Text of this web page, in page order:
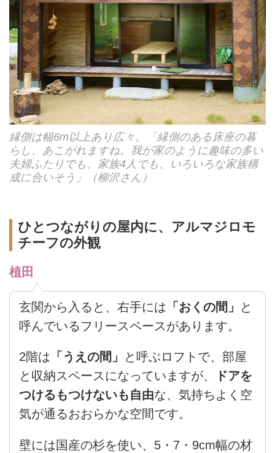
縁側は幅6m以上あり広々。「縁側のある床座の暮
らし、あこがれますね。我が家のように趣味の多い
夫婦ふたりでも、家族4人でも、いろいろな家族構
成に合いそう」（柳沢さん）
ひとつながりの屋内に、アルマジロモ
チーフの外観
植田
玄関から入ると、右手には 「おくの間」
と
呼んでいるフリースペースがあります。
2階は 「うえの間」
と呼ぶロフトで、部屋
と収納スペースになっていますが、
ドアを
つけるもつけないも自由な、気持ちよく空
気が通るおおらかな空間です。
壁には国産の杉を使い、5・7・9cm幅の材